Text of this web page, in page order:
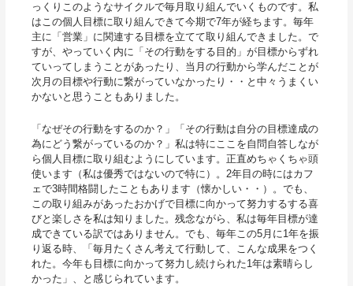
っくりこのようなサイクルで毎月取り組んでいくものです。私
はこの個人目標に取り組んできて今期で7年が経ちます。毎年
主に「営業」に関連する目標を立てて取り組んできました。で
すが、やっていく内に「その行動をする目的」が目標からずれ
ていってしまうことがあったり、当月の行動から学んだことが
次月の目標や行動に繋がっていなかったり・・と中々うまくい
かないと思うこともありました。
「なぜその行動をするのか？」「その行動は自分の目標達成の
為にどう繋がっているのか？」私は特にここを自問自答しなが
ら個人目標に取り組むようにしています。正直めちゃくちゃ頭
使います（私は優秀ではないので特に）。2年目の時にはカフ
ェで3時間格闘したこともあります（懐かしい・・）。でも、
この取り組みがあったおかげで目標に向かって努力するする喜
びと楽しさを私は知りました。残念ながら、私は毎年目標が達
成できている訳ではありません。でも、毎年この5月に1年を振
り返る時、「毎月たくさん考えて行動して、こんな成果をつく
れた。今年も目標に向かって努力し続けられた1年は素晴らし
かった」、と感じられています。